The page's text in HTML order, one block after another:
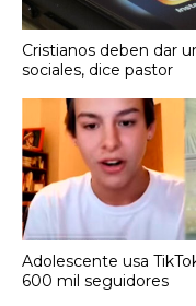
Cristianos deben dar
sociales, dice pastor
Adolescente usa
600 mil seguidores